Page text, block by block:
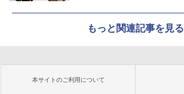
もっと関連記事を見る
本サイトのご利用について